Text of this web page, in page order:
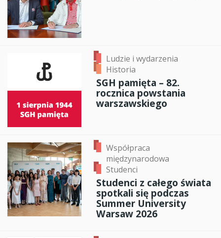
Ludzie i wydarzenia
Historia
SGH pamięta – 82.
rocznica powstania
warszawskiego
Współpraca
międzynarodowa
Studenci
Studenci z całego świata
spotkali się podczas
Summer University
Warsaw 2026